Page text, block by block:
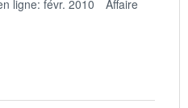
ligne: févr. 2010
Affaire